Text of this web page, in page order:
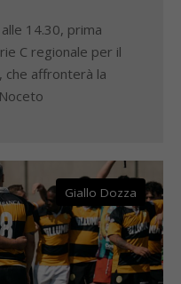
14.30, prima
C regionale per il
che affronterà la
Giallo Dozza